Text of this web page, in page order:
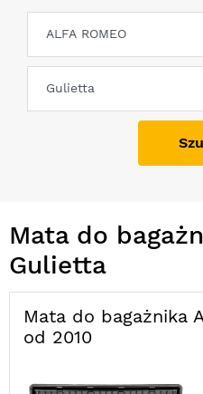
Mata do
Gulietta
Mata do bagażnika
od 2010